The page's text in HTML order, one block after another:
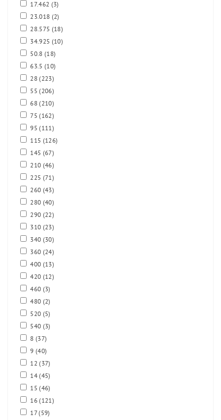
17.462 (3)
23.018 (2)
28.575 (18)
34.925 (10)
50.8 (18)
63.5 (10)
28(223)
55(206)
68(210)
75(162)
95(111)
115 (126)
145 (67)
210 (46)
225 (71)
260 (43)
280 (40)
290 (22)
310 (23)
340 (30)
360 (24)
400 (13)
420 (12)
460 (3)
480 (2)
520 (5)
540 (3)
8 (37)
9 (40)
12(37)
14(45)
15(46)
16(121)
17(59)